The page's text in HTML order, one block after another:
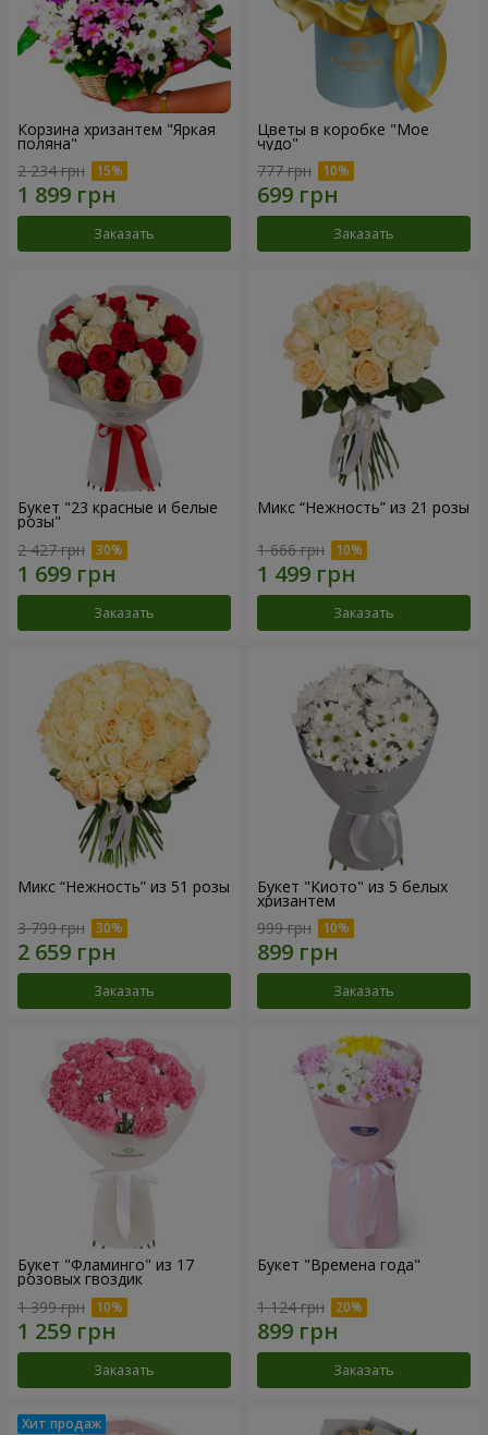
Корзина хризантем "Яркая
поляна"
2 234 грн
Заказать
Цветы в коробке "Мое
чудо"
777 грн
Заказать
Букет "23 красные и белые
розы"
2 427 грн
Заказать
Микс “Нежность” из 21 розы
1 666 грн
Заказать
Микс “Нежность” из 51 розы
3 799 грн
Заказать
Букет "Киото" из 5 белых
хризантем
999 грн
Заказать
Букет "Фламинго" из 17
розовых гвоздик
1 399 грн
Заказать
Букет "Времена года"
1 124 грн
Заказать